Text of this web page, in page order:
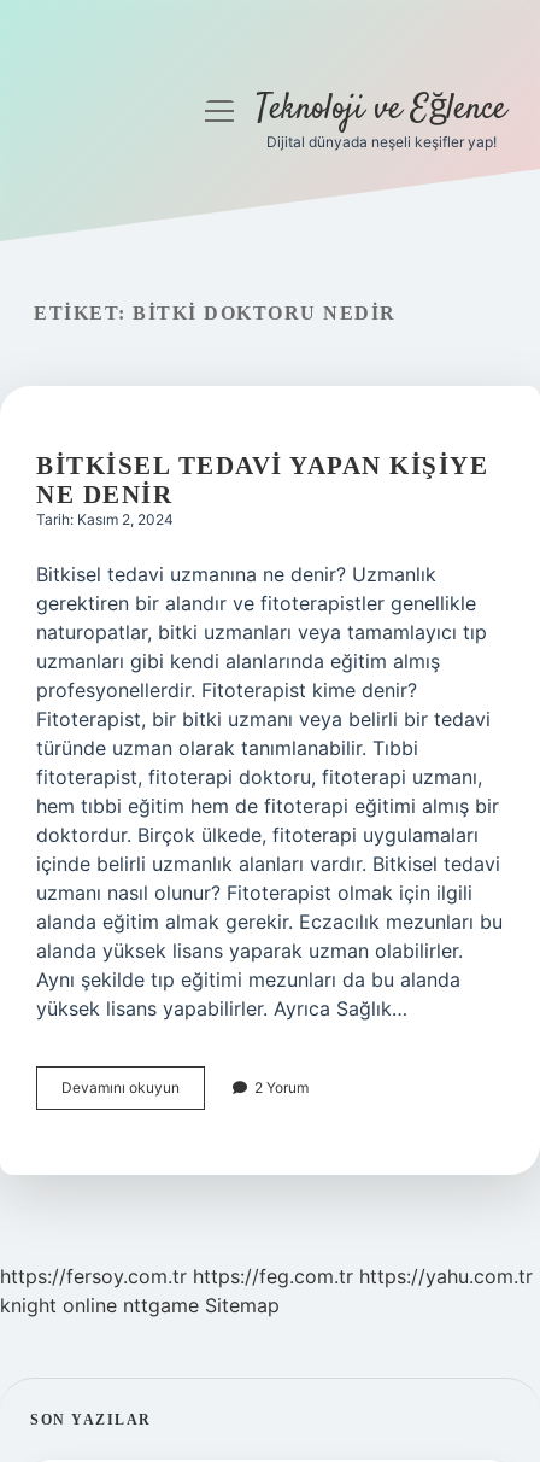
Gizlilik Politikası
menüyüTeknoloji ve Eğlence
Dijital dünyada neşeli keşifler yap!
ETIKET: BITKI DOKTORU NEDIR
BITKISEL TEDAVI YAPAN KIŞIYE
NE DENIR
Tarih: Kasım 2, 2024
Bitkisel tedavi uzmanına ne denir? Uzmanlık
gerektiren bir alandır ve fitoterapistler genellikle
naturopatlar, bitki uzmanları veya tamamlayıcı tıp
uzmanları gibi kendi alanlarında eğitim almış
profesyonellerdir. Fitoterapist kime denir?
Fitoterapist, bir bitki uzmanı veya belirli bir tedavi
türünde uzman olarak tanımlanabilir. Tıbbi
fitoterapist, fitoterapi doktoru, fitoterapi uzmanı,
hem tıbbi eğitim hem de fitoterapi eğitimi almış bir
doktordur. Birçok ülkede, fitoterapi uygulamaları
içinde belirli uzmanlık alanları vardır. Bitkisel tedavi
uzmanı nasıl olunur? Fitoterapist olmak için ilgili
alanda eğitim almak gerekir. Eczacılık mezunları bu
alanda yüksek lisans yaparak uzman olabilirler.
Aynı şekilde tıp eğitimi mezunları da bu alanda
yüksek lisans yapabilirler. Ayrıca Sağlık…
Devamını okuyun
Tedavi
Ne
2 Yorum
https://fersoy.com.tr https://feg.com.tr https://yahu.com.tr
knight online nttgame Sitemap
SIDEBAR
SON YAZILAR